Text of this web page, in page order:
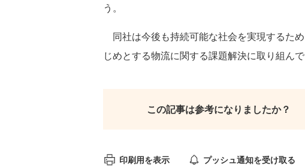
う。
同社は今後も持続可能な社会を実現するた
じめとする物流に関する課題解決に取り組んで
この記事は参考になりましたか？
印刷用を表示 プッシュ通知を受け取る